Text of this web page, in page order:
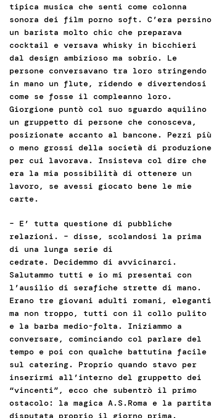
tipica musica che senti come colonna
sonora dei film porno soft. C’era persino
un barista molto chic che preparava
cocktail e versava whisky in bicchieri
dal design ambizioso ma sobrio. Le
persone conversavano tra loro stringendo
in mano un flute, ridendo e divertendosi
come se fosse il compleanno loro.
Giorgione puntò col suo sguardo aquilino
un gruppetto di persone che conosceva,
posizionate accanto al bancone. Pezzi più
o meno grossi della società di produzione
per cui lavorava. Insisteva col dire che
era la mia possibilità di ottenere un
lavoro, se avessi giocato bene le mie
carte.
– E’ tutta questione di pubbliche
relazioni. – disse, scolandosi la prima
di una lunga serie di
cedrate. Decidemmo di avvicinarci.
Salutammo tutti e io mi presentai con
l’ausilio di serafiche strette di mano.
Erano tre giovani adulti romani, eleganti
ma non troppo, tutti con il collo pulito
e la barba medio-folta. Iniziammo a
conversare, cominciando col parlare del
tempo e poi con qualche battutina facile
sul catering. Proprio quando stavo per
inserirmi all’interno del gruppetto dei
“vincenti”, ecco che subentrò il primo
ostacolo: la magica A.S.Roma e la partita
disputata proprio il giorno prima.